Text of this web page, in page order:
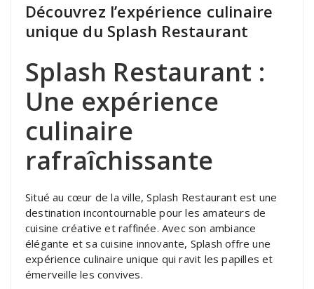
Découvrez l’expérience culinaire
unique du Splash Restaurant
Splash Restaurant :
Une expérience
culinaire
rafraîchissante
Situé au cœur de la ville, Splash Restaurant est une
destination incontournable pour les amateurs de
cuisine créative et raffinée. Avec son ambiance
élégante et sa cuisine innovante, Splash offre une
expérience culinaire unique qui ravit les papilles et
émerveille les convives.